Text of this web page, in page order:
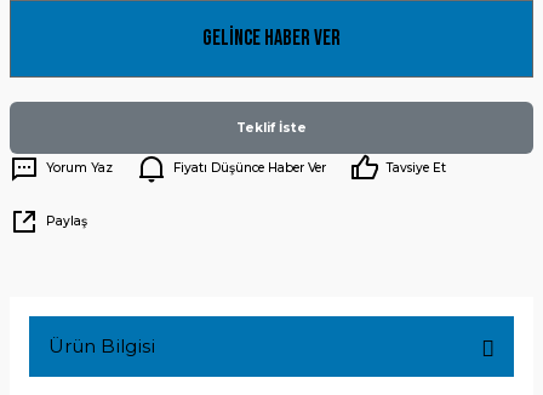
Gelince Haber Ver
Teklif İste
Yorum Yaz Fiyatı Düşünce Haber Ver Tavsiye Et
Paylaş
Ürün Bilgisi